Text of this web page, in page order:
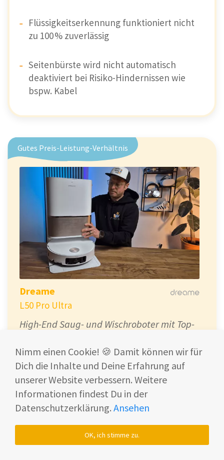
Flüssigkeitserkennung funktioniert nicht
zu 100 % zuverlässig
Seitenbürste wird nicht automatisch
deaktiviert bei Risiko-Hindernissen wie
bspw. Kabel
Gutes Preis-Leistung-Verhältnis
Dreame
L50 Pro Ultra
High-End Saug- und Wischroboter mit Top-
Schnickschnack.
DerDreame L50 Pro Ultrabietet starke
Saugkraft
, moderne Navigation
smarte Reinigungsstation
mit
Heißwasserreinigung. Für alle, die ein
Premium-Erlebnis ohne Luxus-Preis
Nimm einen Cookie! 🍪 Damit können wir für
Dich die Inhalte und Deine Erfahrung auf
unserer Website verbessern. Weitere
Informationen findest Du in der
Datenschutzerklärung. Ansehen
OK, ich stimme zu.